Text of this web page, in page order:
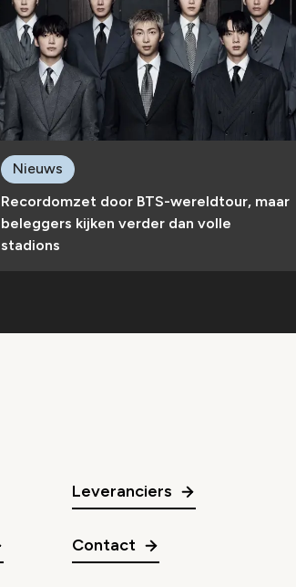
Recordomzet door BTS-wereldtour, maar
beleggers kijken verder dan volle
stadions
Nieuws
Leveranciers
Contact